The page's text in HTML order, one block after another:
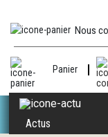
Nous
Panier
Actus